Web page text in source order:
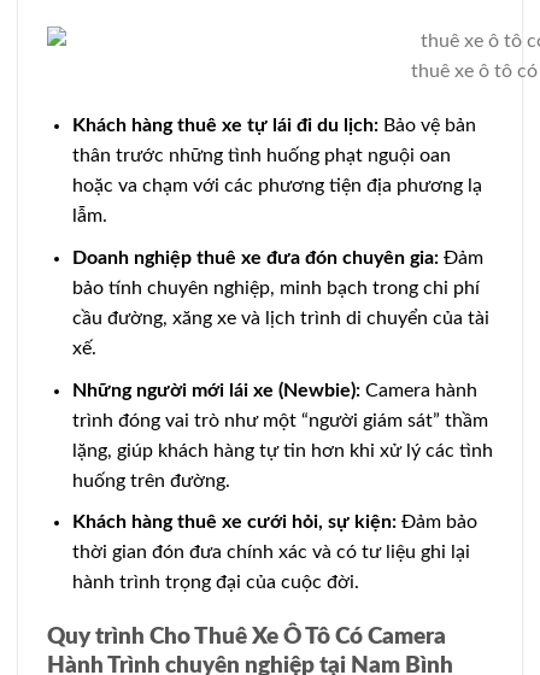
thuê xe ô tô
Khách hàng thuê xe tự lái đi du lịch:Bảo vệ bản
thân trước những tình huống phạt nguội oan
hoặc va chạm với các phương tiện địa phương lạ
lẫm.
Doanh nghiệp thuê xe đưa đón chuyên gia:Đảm
bảo tính chuyên nghiệp, minh bạch trong chi phí
cầu đường, xăng xe và lịch trình di chuyển của tài
xế.
Những người mới lái xe (Newbie):Camera hành
trình đóng vai trò như một “người giám sát” thầm
lặng, giúp khách hàng tự tin hơn khi xử lý các tình
huống trên đường.
Khách hàng thuê xe cưới hỏi, sự kiện:Đảm bảo
thời gian đón đưa chính xác và có tư liệu ghi lại
hành trình trọng đại của cuộc đời.
Quy trình Cho Thuê Xe Ô Tô Có Camera
Hành Trình chuyên nghiệp tại Nam Bình